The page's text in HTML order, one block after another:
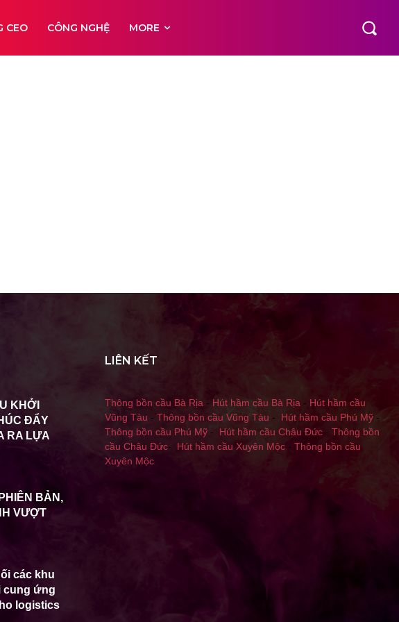
CEO CÔNG NGHỆ MORE
KHỞI
ĐẨY
RA LỰA
BẢN,
VƯỢT
các khu
cung ứng
logistics
LIÊN KẾT
Thông bồn cầu Bà Rịa - Hút hầm cầu Bà Rịa - Hút hầm cầu
Vũng Tàu - Thông bồn cầu Vũng Tàu - Hút hầm cầu Phú Mỹ -
Thông bồn cầu Phú Mỹ - Hút hầm cầu Châu Đức - Thông bồn
cầu Châu Đức- Hút hầm cầu Xuyên Mộc - Thông bồn cầu
Xuyên Mộc